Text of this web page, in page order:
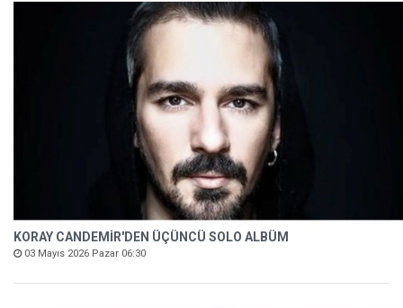
KORAY CANDEMİR'DEN ÜÇÜNCÜ SOLO ALBÜM
03 Mayıs 2026 Pazar 06:30